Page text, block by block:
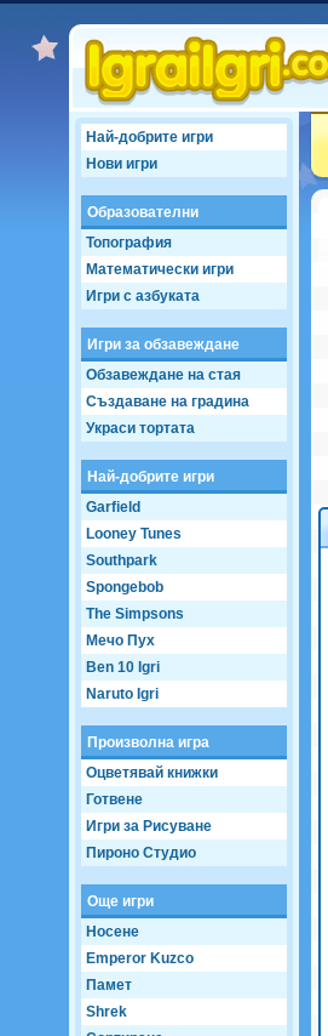
Най-добрите игри
Нови игри
Образователни
Топография
Математически игри
Игри с азбуката
Игри за обзавеждане
Обзавеждане на стая
Създаване на градина
Украси тортата
Най-добрите игри
Garfield
Looney Tunes
Southpark
Spongebob
The Simpsons
Мечо Пух
Ben 10 Igri
Naruto Igri
Произволна игра
Оцветявай книжки
Готвене
Игри за Рисуване
Пироно Студио
Още игри
Носене
Emperor Kuzco
Памет
Shrek